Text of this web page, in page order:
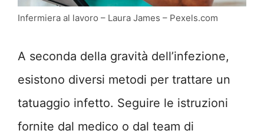
Infermiera al lavoro – Laura James – Pexels.com
A seconda della gravità dell’infezione,
esistono diversi metodi per trattare un
tatuaggio infetto. Seguire le istruzioni
fornite dal medico o dal team di